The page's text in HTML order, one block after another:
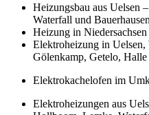
Heizungsbau aus Uelsen
Waterfall und
Heizung in Niedersachsen
Elektroheizung in Uelsen,
Gölenkamp, Getelo,
Elektrokachelofen im
Elektroheizungen aus